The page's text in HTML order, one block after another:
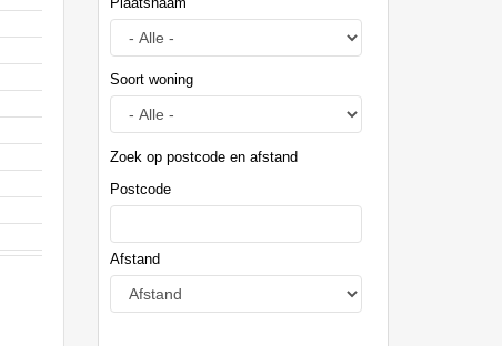
Soort woning
Zoek op postcode en afstand
Postcode
Afstand